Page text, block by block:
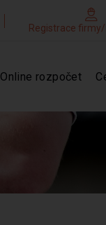
Registrace
Online rozpočet